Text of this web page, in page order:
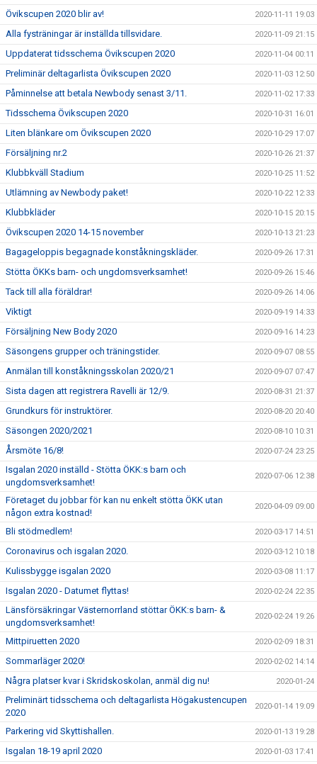
Övikscupen 2020 blir av! 2020-11-11 19:03
Alla fysträningar är inställda tillsvidare. 2020-11-09 21:15
Uppdaterat tidsschema Övikscupen 2020 2020-11-04 00:11
Preliminär deltagarlista Övikscupen 2020 2020-11-03 12:50
Påminnelse att betala Newbody senast 3/11. 2020-11-02 17:33
Tidsschema Övikscupen 2020 2020-10-31 16:01
Liten blänkare om Övikscupen 2020 2020-10-29 17:07
Försäljning nr.2 2020-10-26 21:37
Klubbkväll Stadium 2020-10-25 11:52
Utlämning av Newbody paket! 2020-10-22 12:33
Klubbkläder 2020-10-15 20:15
Övikscupen 2020 14-15 november 2020-10-13 21:23
Bagageloppis begagnade konståkningskläder. 2020-09-26 17:31
Stötta ÖKKs barn- och ungdomsverksamhet! 2020-09-26 15:46
Tack till alla föräldrar! 2020-09-26 14:06
Viktigt 2020-09-19 14:33
Försäljning New Body 2020 2020-09-16 14:23
Säsongens grupper och träningstider. 2020-09-07 08:55
Anmälan till konståkningsskolan 2020/21 2020-09-07 07:47
Sista dagen att registrera Ravelli är 12/9. 2020-08-31 21:37
Grundkurs för instruktörer. 2020-08-20 20:40
Säsongen 2020/2021 2020-08-10 10:31
Årsmöte 16/8! 2020-07-24 23:25
Isgalan 2020 inställd - Stötta ÖKK:s barn och
ungdomsverksamhet!
2020-07-06 12:38
Företaget du jobbar för kan nu enkelt stötta ÖKK utan
någon extra kostnad!
2020-04-09 09:00
Bli stödmedlem! 2020-03-17 14:51
Coronavirus och isgalan 2020. 2020-03-12 10:18
Kulissbygge isgalan 2020 2020-03-08 11:17
Isgalan 2020 - Datumet flyttas! 2020-02-24 22:35
Länsförsäkringar Västernorrland stöttar ÖKK:s barn- &
ungdomsverksamhet!
2020-02-24 19:26
Mittpiruetten 2020 2020-02-09 18:31
Sommarläger 2020! 2020-02-02 14:14
Några platser kvar i Skridskoskolan, anmäl dig nu! 2020-01-24
Preliminärt tidsschema och deltagarlista Högakustencupen
2020
2020-01-14 19:09
Parkering vid Skyttishallen. 2020-01-13 19:28
Isgalan 18-19 april 2020 2020-01-03 17:41